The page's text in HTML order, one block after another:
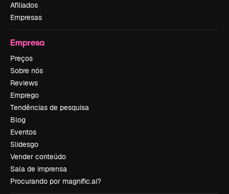
Afiliados
Empresas
Empresa
Preços
Sobre nós
Reviews
Emprego
Tendências de pesquisa
Blog
Eventos
Slidesgo
Vender conteúdo
Sala de imprensa
Procurando por magnific.ai?